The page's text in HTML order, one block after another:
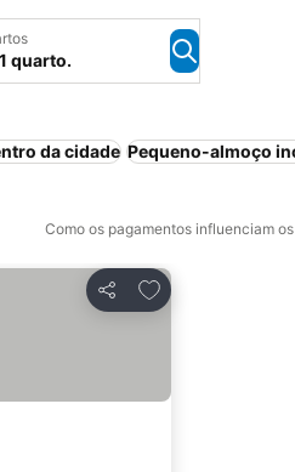
quarto.
da cidade Pequeno-almoço
Como os pagamentos influenciam
Partilhar
Adicionar aos